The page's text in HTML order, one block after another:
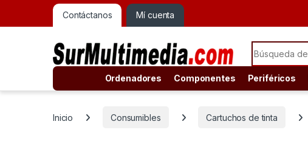
Contáctanos Mí cuenta
Search for:
Ordenadores Componentes Periféricos
Inicio Consumibles Cartuchos de tinta